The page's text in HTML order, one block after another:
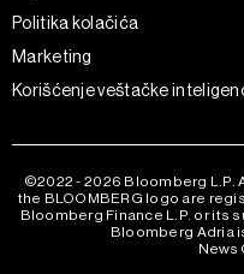
Politika kolačića
Marketing
Korišćenje veštačke
©2022 - 2026 Bloomberg L.P.
the BLOOMBERG logo are
Bloomberg Finance L.P. or its
Bloomberg Adria
News